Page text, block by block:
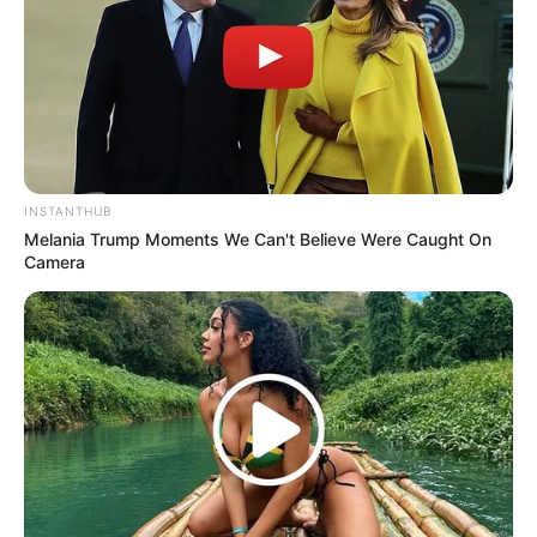
5 Fakta Antioksidan,
Banyak Manfaatnya Bagi
Kesehatan Tubuh
10 Khasiat Jambu Kristal,
Buah Manis dan Banyak
Manfaat
10 Buah yang Bisa
Ditanam dengan Mudah,
Cocok untuk Pemula
dengan Hasil Bagus
Maksimal
TULIS KOMENTAR
Alamat email Anda tidak akan dipublikasikan. Ruas yang wajib ditandai*
INSTANTHUB
Melania Trump Moments We Can't Believe Were Caught On
Camera